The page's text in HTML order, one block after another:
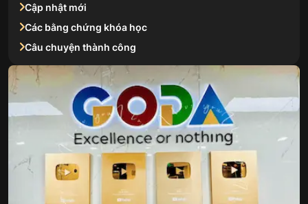
Cập nhật mới
Các bằng chứng khóa học
Câu chuyện thành công